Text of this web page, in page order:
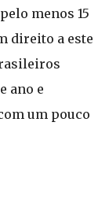
menos 15
direito a este
ano e
um pouco